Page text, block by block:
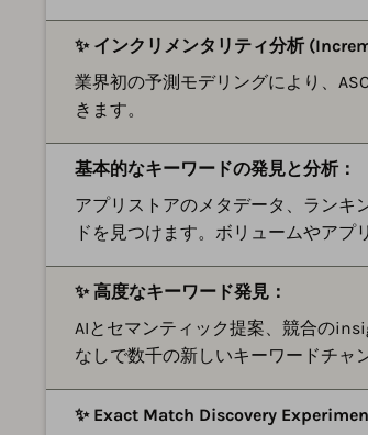
✨ インクリメンタリティ分析
業界初の予測モデリングにより、
きます。
基本的なキーワードの発見と分析：
アプリストアのメタデータ、ランキ
ドを見つけます。ボリュームやアプ
✨ 高度なキーワード発見：
AIとセマンティック提案、競合の
なしで数千の新しいキーワードチャ
✨ Exact Match Discovery